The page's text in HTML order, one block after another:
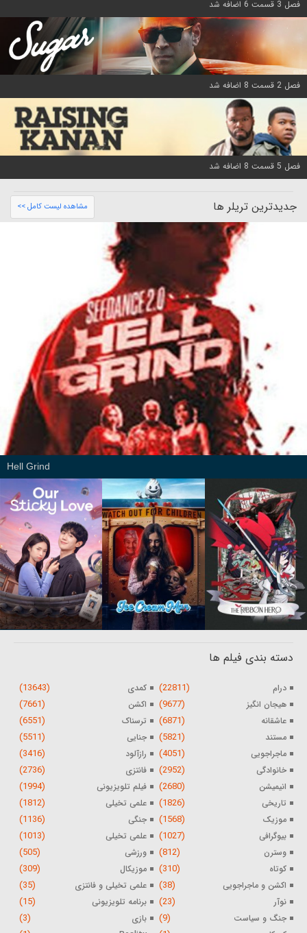
فصل 3 قسمت 6 اضافه شد
فصل 2 قسمت 8 اضافه شد
فصل 5 قسمت 8 اضافه شد
جدیدترین تریلر ها مشاهده لیست کامل >>
Hell Grind
دسته بندی فیلم ها
درام (22811) کمدی (13643)
هیجان انگیز (9677) اکشن (7661)
عاشقانه (6871) ترسناک (6551)
مستند (5821) جنایی (5511)
ماجراجویی (4051) رازآلود (3416)
خانوادگی (2952) فانتزی (2736)
انیمیشن (2680) فیلم تلویزیونی (1994)
تاریخی (1826) علمی تخیلی (1812)
موزیک (1568) جنگی (1136)
بیوگرافی (1027) علمی تخیلی (1013)
وسترن (812) ورزشی (505)
کوتاه (310) موزیکال (309)
اکشن و ماجراجویی (38) علمی تخیلی و فانتزی (35)
نوآر (23) برنامه تلویزیونی (15)
جنگ و سیاست (9) بازی (3)